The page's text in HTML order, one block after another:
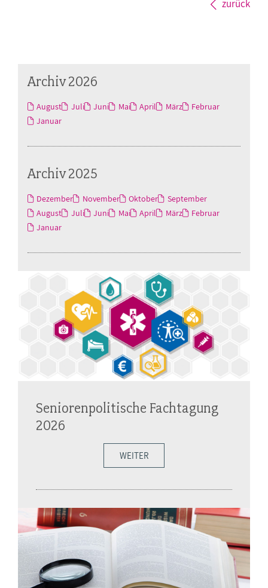
zurück
Archiv 2026
August Juli Juni Mai April März
Februar
Januar
Archiv 2025
Dezember November Oktober
September
August
Juli Juni Mai April März
Februar
Januar
Seniorenpolitische Fachtagung
2026
WEITER